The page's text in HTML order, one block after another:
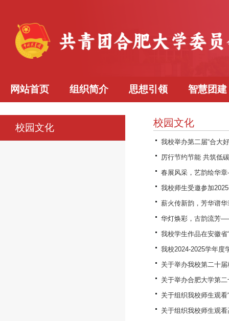
网站首页 组织简介 思想引领 智慧团建
校园文化 校园文化
我校举办第二届“合大
厉行节约节能 共筑低
春展风采，艺韵绘华
我校师生受邀参加
薪火传新韵，芳华谱
华灯焕彩，古韵流芳
我校学生作品在安徽
我校2024-2025学年度
关于举办我校第二十
关于举办合肥大学第
关于组织我校师生观
关于组织我校师生观